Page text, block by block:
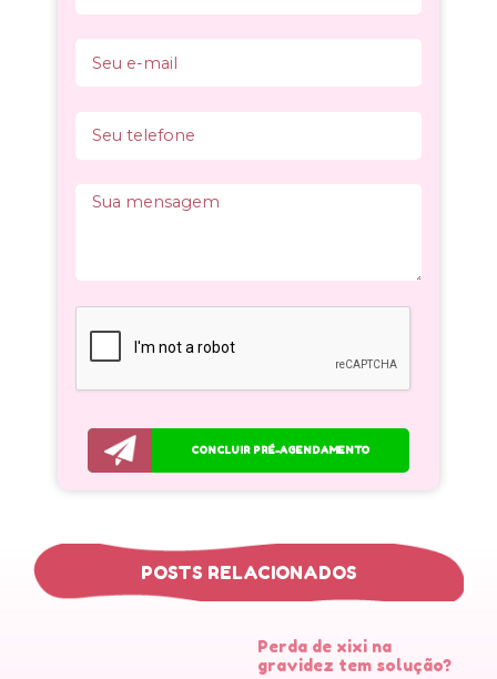
CONCLUIR PRÉ-AGENDAMENTO
POSTS RELACIONADOS
Perda de xixi na
gravidez tem solução?